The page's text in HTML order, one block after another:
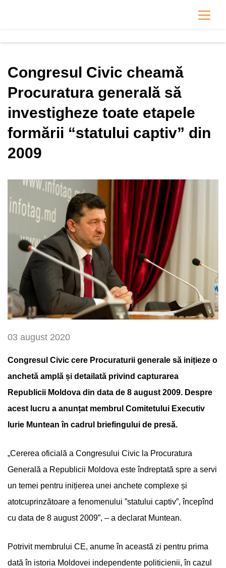
Congresul Civic cheamă
Procuratura generală să
investigheze toate etapele
formării “statului captiv” din
2009
03 august 2020
Congresul Civic cere Procuraturii generale să inițieze o
anchetă amplă și detailată privind capturarea
Republicii Moldova din data de 8 august 2009. Despre
acest lucru a anunțat membrul Comitetului Executiv
Iurie Muntean în cadrul briefingului de presă.
„Cererea oficială a Congresului Civic la Procuratura
Generală a Republicii Moldova este îndreptată spre a servi
un temei pentru inițierea unei anchete complexe și
atotcuprinzătoare a fenomenului ”statului captiv”, începînd
cu data de 8 august 2009”, – a declarat Muntean.
Potrivit membrului CE, anume în această zi pentru prima
dată în istoria Moldovei independente politicienii, în cazul